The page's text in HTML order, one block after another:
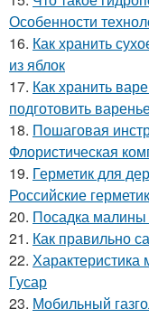
Особенности
16. Как хранить
из яблок
17. Как хранить
подготовить
18. Пошаговая
Флористическая
19. Герметик для
Российские
20. Посадка
21. Как правильно
22.
Гусар
23. Мобильный